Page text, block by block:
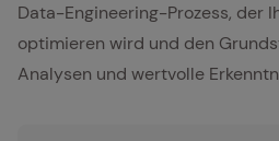
Data-Engineering-Prozess, der
optimieren wird und den
Analysen und wertvolle